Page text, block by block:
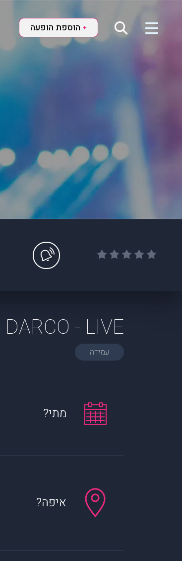
+ הוספת הופעה
DARCO - LIVE | בארבי
עמידה
מתי?
איפה?